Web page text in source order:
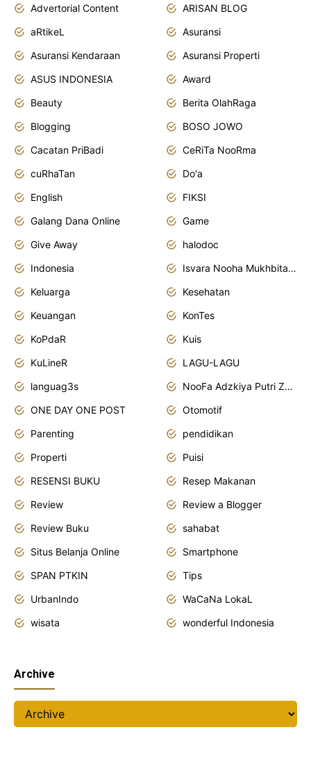
Advertorial Content
ARISAN BLOG
aRtikeL
Asuransi
Asuransi Kendaraan
Asuransi Properti
ASUS INDONESIA
Award
Beauty
Berita OlahRaga
Blogging
BOSO JOWO
Cacatan PriBadi
CeRiTa NooRma
cuRhaTan
Do'a
English
FIKSI
Galang Dana Online
Game
Give Away
halodoc
Indonesia
Isvara Nooha Mukhbita Zain
Keluarga
Kesehatan
Keuangan
KonTes
KoPdaR
Kuis
KuLineR
LAGU-LAGU
languag3s
NooFa Adzkiya Putri Zain
ONE DAY ONE POST
Otomotif
Parenting
pendidikan
Properti
Puisi
RESENSI BUKU
Resep Makanan
Review
Review a Blogger
Review Buku
sahabat
Situs Belanja Online
Smartphone
SPAN PTKIN
Tips
UrbanIndo
WaCaNa LokaL
wisata
wonderful Indonesia
Archive